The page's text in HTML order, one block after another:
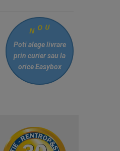
N O U
Poti alege livrare
prin curiersau la
orice Easybox